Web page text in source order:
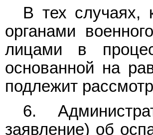
В тех случаях,
органами
лицами в
основанной на
подлежит
6.
заявление) об